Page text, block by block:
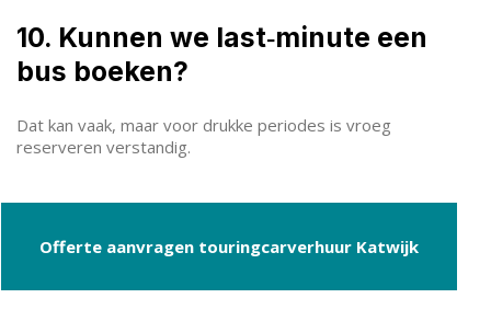
10. Kunnen we last‑minute een
bus boeken?
Dat kan vaak, maar voor drukke periodes is vroeg
reserveren verstandig.
Offerte aanvragen touringcarverhuur Katwijk